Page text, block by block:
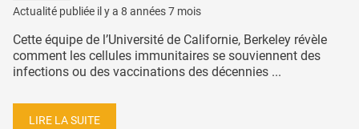
Actualité publiée il y a 8 années 7 mois
Cette équipe de l’Université de Californie, Berkeley révèle
comment les cellules immunitaires se souviennent des
infections ou des vaccinations des décennies ...
LIRE LA SUITE